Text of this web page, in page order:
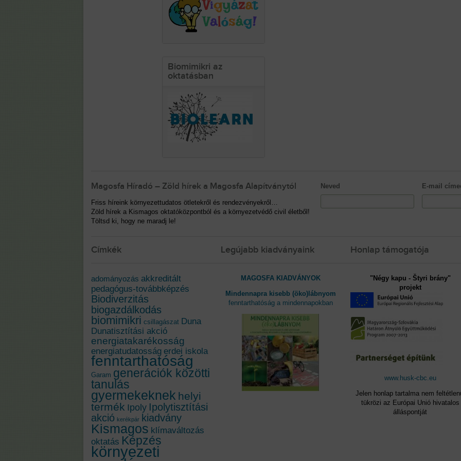
Biomimikri az
oktatásban
Magosfa Híradó – Zöld hírek a Magosfa Alapítványtól
Friss híreink környezettudatos ötletekről és rendezvényekről…
Zöld hírek a Kismagos oktatóközpontból és a környezetvédő civil életből!
Töltsd ki, hogy ne maradj le!
Neved E-mail
Címkék
adományozás akkreditált
pedagógus-továbbképzés
Biodiverzitás
biogazdálkodás
biomimikri csillagászat Duna
Dunatisztítási akció
energiatakarékosság
energiatudatosság erdei iskola
fenntarthatóság
Garam generációk közötti
tanulás
gyermekeknek helyi
termék Ipoly Ipolytisztítási
akció kerékpár kiadvány
Kismagos klímaváltozás
oktatás Képzés
környezeti
Legújabb kiadványaink
MAGOSFA KIADVÁNYOK
Mindennapra kisebb (öko)lábnyom
fenntarthatóság a mindennapokban
Honlap támogatója
"Négy kapu - Štyri brány"
projekt
www.husk-cbc.eu
Jelen honlap tartalma nem
tükrözi az Európai Unió hivatalos
álláspontját